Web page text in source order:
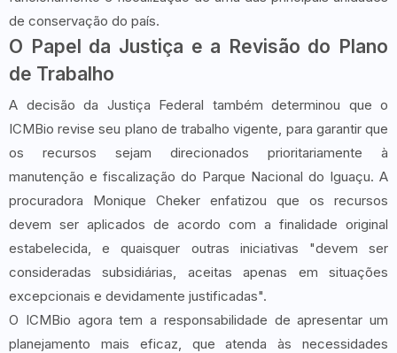
de conservação do país.
O Papel da Justiça e a Revisão do Plano
de Trabalho
A decisão da Justiça Federal também determinou que o
ICMBio revise seu plano de trabalho vigente, para garantir que
os recursos sejam direcionados prioritariamente à
manutenção e fiscalização do Parque Nacional do Iguaçu. A
procuradora Monique Cheker enfatizou que os recursos
devem ser aplicados de acordo com a finalidade original
estabelecida, e quaisquer outras iniciativas "devem ser
consideradas subsidiárias, aceitas apenas em situações
excepcionais e devidamente justificadas".
O ICMBio agora tem a responsabilidade de apresentar um
planejamento mais eficaz, que atenda às necessidades